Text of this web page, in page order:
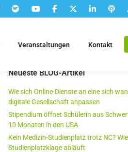
Veranstaltungen Kontakt
Neueste BLOG-Artikel
Wie sich Online-Dienste an eine sich
digitale Gesellschaft anpassen
Stipendium öffnet Schülerin aus
10 Monaten in den USA
Kein Medizin-Studienplatz trotz NC?
Studienplatzklage abläuft